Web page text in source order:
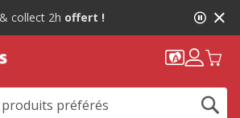
commande* avec Animalis+ |
WELCOME10